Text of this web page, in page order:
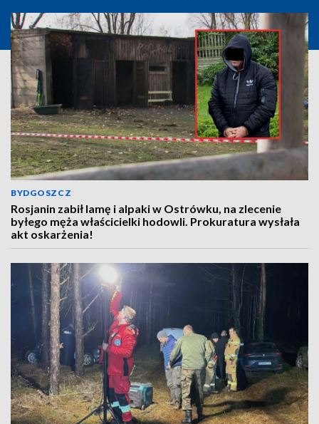
BYDGOSZCZ
Rosjanin zabił lamę i alpaki w Ostrówku, na zlecenie
byłego męża właścicielki hodowli. Prokuratura wysłała
akt oskarżenia!